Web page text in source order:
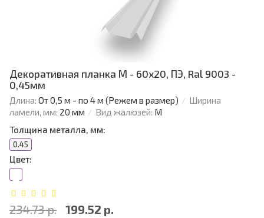
Декоративная планка М - 60х20, ПЭ, Ral 9003 -
0,45мм
Длина: От 0,5 м - по 4 м (Режем в размер)
Ширина
ламели, мм: 20 мм Вид жалюзей: М
Толщина металла, мм:
0.45
Цвет:
234.73 р. 199.52 р.